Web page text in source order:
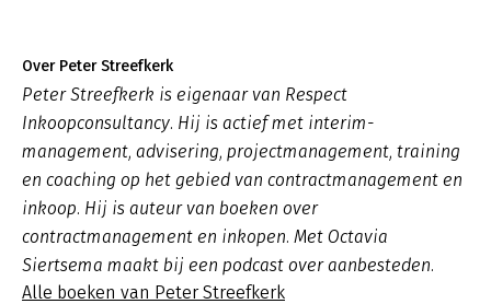
Over Peter Streefkerk
Peter Streefkerk is eigenaar van Respect
Inkoopconsultancy. Hij is actief met interim-
management, advisering, projectmanagement, training
en coaching op het gebied van contractmanagement en
inkoop. Hij is auteur van boeken over
contractmanagement en inkopen. Met Octavia
Siertsema maakt bij een podcast over aanbesteden.
Alle boeken van Peter Streefkerk